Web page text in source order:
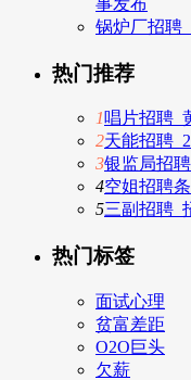
事发布
锅炉厂招聘
热门推荐
1唱片招聘_
2天能招聘
3银监局招
4空姐招聘
5三副招聘_
热门标签
面试心理
贫富差距
O2O巨头
欠薪